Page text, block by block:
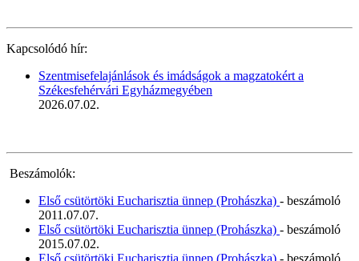
Kapcsolódó hír:
Szentmisefelajánlások és imádságok a magzatokért a
Székesfehérvári Egyházmegyében
2026.07.02.
Beszámolók:
Első csütörtöki Eucharisztia ünnep (Prohászka) - beszámoló
2011.07.07.
Első csütörtöki Eucharisztia ünnep (Prohászka) - beszámoló
2015.07.02.
Első csütörtöki Eucharisztia ünnep (Prohászka) - beszámoló